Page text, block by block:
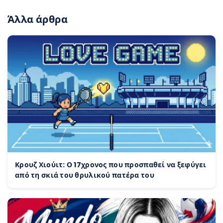
Άλλα άρθρα
Κρουζ Χιούιτ: Ο 17χρονος που προσπαθεί να ξεφύγει
από τη σκιά του θρυλικού πατέρα του